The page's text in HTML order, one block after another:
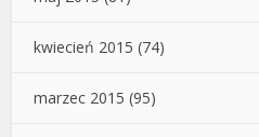
kwiecień 2015 (74)
marzec 2015 (95)